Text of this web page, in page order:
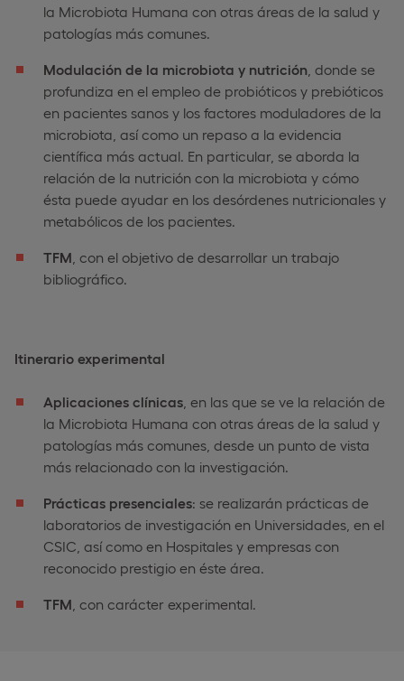
la Microbiota Humana con otras áreas de la salud y
patologías más comunes.
Modulación de la microbiota y nutrición , donde se
profundiza en el empleo de probióticos y prebióticos
en pacientes sanos y los factores moduladores de la
microbiota, así como un repaso a la evidencia
científica más actual. En particular, se aborda la
relación de la nutrición con la microbiota y cómo
ésta puede ayudar en los desórdenes nutricionales y
metabólicos de los pacientes.
TFM , con el objetivo de desarrollar un trabajo
bibliográfico.
Itinerario experimental
Aplicaciones clínicas , en las que se ve la relación de
la Microbiota Humana con otras áreas de la salud y
patologías más comunes, desde un punto de vista
más relacionado con la investigación.
Prácticas presenciales: se realizarán prácticas de
laboratorios de investigación en Universidades, en el
CSIC, así como en Hospitales y empresas con
reconocido prestigio en éste área.
TFM , con carácter experimental.